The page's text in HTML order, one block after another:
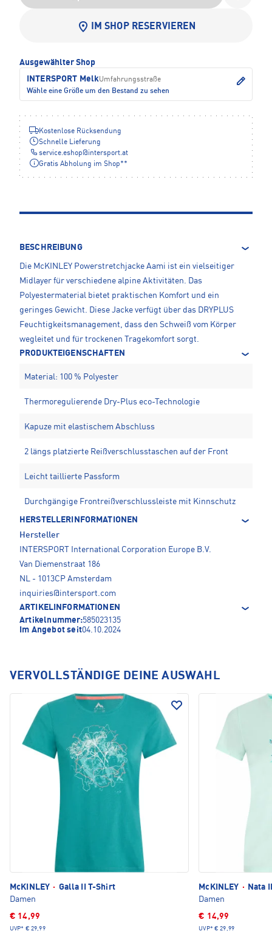
IM SHOP RESERVIEREN
Ausgewählter Shop
INTERSPORT MelkUmfahrungsstraße
Wähle eine Größe um den Bestand zu sehen
Kostenlose Rücksendung
Schnelle Lieferung
service.eshop@intersport.at
Gratis Abholung im Shop**
BESCHREIBUNG
Die McKINLEY Powerstretchjacke Aami ist ein vielseitiger
Midlayer für verschiedene alpine Aktivitäten. Das
Polyestermaterial bietet praktischen Komfort und ein
geringes Gewicht. Diese Jacke verfügt über das DRYPLUS
Feuchtigkeitsmanagement, dass den Schweiß vom Körper
wegleitet und für trockenen Tragekomfort sorgt.
PRODUKTEIGENSCHAFTEN
Material: 100 % Polyester
Thermoregulierende Dry-Plus eco-Technologie
Kapuze mit elastischem Abschluss
2 längs platzierte Reißverschlusstaschen auf der Front
Leicht taillierte Passform
Durchgängige Frontreißverschlussleiste mit Kinnschutz
HERSTELLERINFORMATIONEN
Hersteller
INTERSPORT International Corporation Europe B.V.
Van Diemenstraat 186
NL - 1013CP Amsterdam
inquiries@intersport.com
ARTIKELINFORMATIONEN
Artikelnummer:585023135
Im Angebot seit04.10.2024
VERVOLLSTÄNDIGE DEINE AUSWAHL
McKINLEY · Galla II T-Shirt
Damen
€ 14,99
UVP* € 29,99
McKINLEY ·
Nata
Damen
€ 14,99
UVP* € 29,99